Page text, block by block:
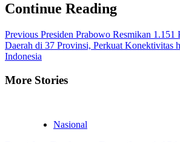
Continue Reading
Previous Presiden Prabowo Resmikan 1.151
Daerah di 37 Provinsi, Perkuat Konektivitas
Indonesia
More Stories
Nasional